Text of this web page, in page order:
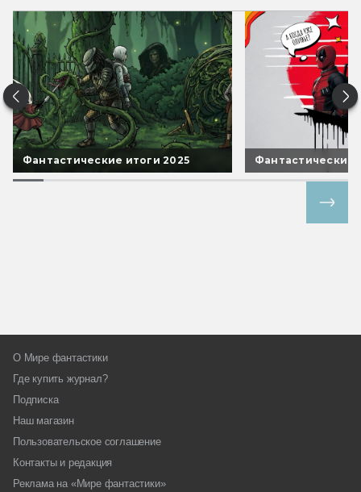
Фантастические итоги 2025 Фантастические
О Мире фантастики
Где купить журнал?
Подписка
Наш магазин
Пользовательское соглашение
Контакты и редакция
Реклама на «Мире фантастики»